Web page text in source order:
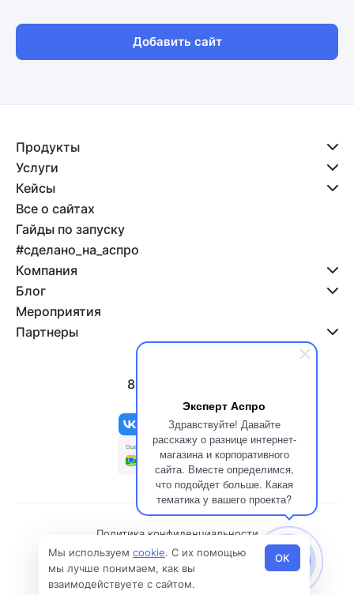
Эксперт Аспро
Здравствуйте! Давайте
расскажу о разнице интернет-
магазина и корпоративного
сайта. Вместе определимся,
что подойдет больше. Какая
тематика у вашего проекта?
Добавить сайт
Продукты
Услуги
Кейсы
Все о сайтах
Гайды по запуску
#сделано_на_аспро
Компания
Блог
Мероприятия
Партнеры
8 800 500-47-11
info@aspro.ru
© 2026 Все права защищены
Политика конфиденциальности
Политика использования файлов cookies
Мы используем cookie. С их помощью
мы лучше понимаем, как вы
взаимодействуете с сайтом.
OK